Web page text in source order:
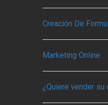
Creación De
Marketing Online
¿Quiere vender su